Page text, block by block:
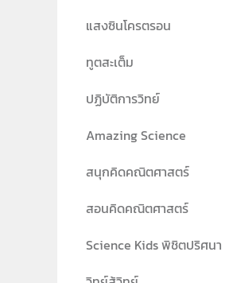
แสงซินโครตรอน
ทูตสะเต็ม
ปฏิบัติการวิทย์
Amazing Science
สนุกคิดคณิตศาสตร์
สอนคิดคณิตศาสตร์
Science Kids พิชิตปริศนา